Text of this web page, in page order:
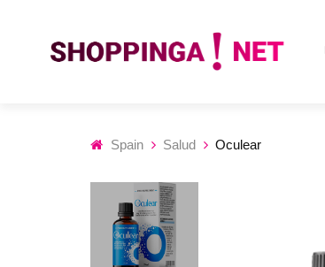
Spain Salud Oculear